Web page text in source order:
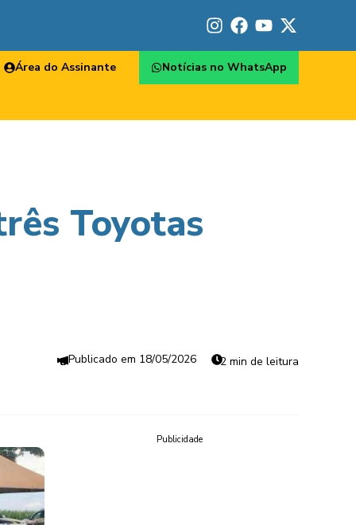
Área do Assinante Notícias no WhatsApp
Toyotas
18/05/2026 2 min de leitura
Publicidade